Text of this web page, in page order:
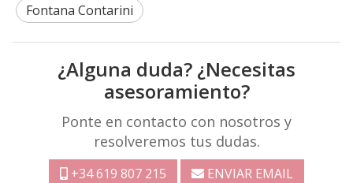
Fontana Contarini
¿Alguna duda? ¿Necesitas
asesoramiento?
Ponte en contacto con nosotros y
resolveremos tus dudas.
+34 619 807 215 ENVIAR EMAIL